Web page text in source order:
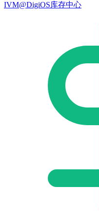
IVM@DigiOS库存中心